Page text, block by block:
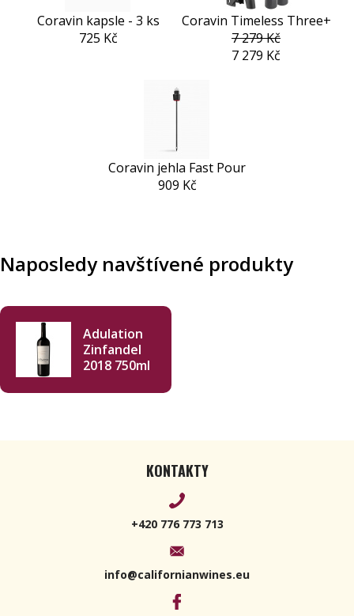
Coravin kapsle - 3 ks
725 Kč
Coravin Timeless Three+
7 279 Kč
7 279 Kč
Coravin jehla Fast Pour
909 Kč
Naposledy navštívené produkty
Adulation
Zinfandel
2018 750ml
KONTAKTY
+420 776 773 713
info@californianwines.eu